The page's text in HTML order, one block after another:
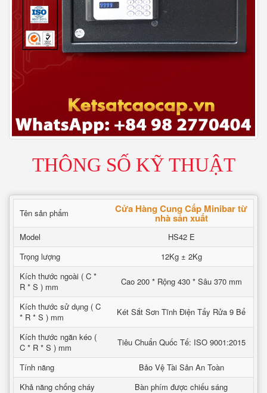
THÔNG SỐ KỸ THUẬT
Tên sản phẩm Cửa Hàng Cung Cấp Minibar từ
nhà sản xuất
Model
HS42 E
Trọng lượng
12Kg ± 2Kg
Kích thước ngoài ( C *
R * S ) mm
Cao 200 * Rộng 430 * Sâu 370 mm
Kích thước sử dụng ( C
* R * S ) mm
Két Sắt Sơn Tĩnh Điện Tẩy Rửa 9 Bể
Kích thước ngăn kéo (
C * R * S ) mm
Tiêu Chuẩn Quốc Tế: ISO 9001:2015
Tính năng
Bảo Vệ Tài Sản An Toàn
Khả năng chống cháy
Bàn phím được chiếu sáng